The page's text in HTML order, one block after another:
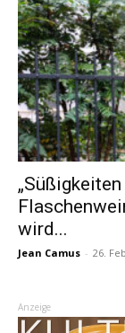
wird...
Jean Camus - 26.
Anzeige